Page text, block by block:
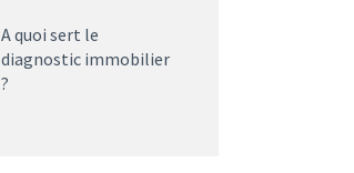
A quoi sert le
diagnostic immobilier
?